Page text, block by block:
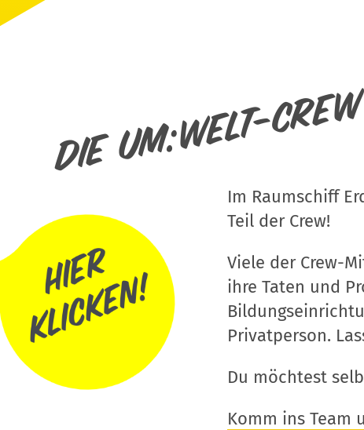
Die um:welt-Crew
Im Raumschiff
Teil der Crew!
Viele der Crew-
ihre Taten und
Privatperson.
Du möchtest
Komm ins Team